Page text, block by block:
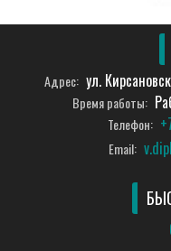
Адрес: ул.
Время работы:
Телефон:
Email: